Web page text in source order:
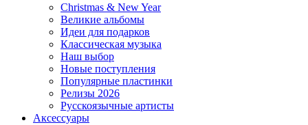
Christmas & New Year
Великие альбомы
Идеи для подарков
Классическая музыка
Наш выбор
Новые поступления
Популярные пластинки
Релизы 2026
Русскоязычные артисты
Аксессуары